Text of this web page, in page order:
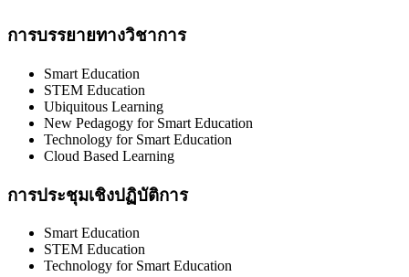
การบรรยายทางวิชาการ
Smart Education
STEM Education
Ubiquitous Learning
New Pedagogy for Smart Education
Technology for Smart Education
Cloud Based Learning
การประชุมเชิงปฏิบัติการ
Smart Education
STEM Education
Technology for Smart Education